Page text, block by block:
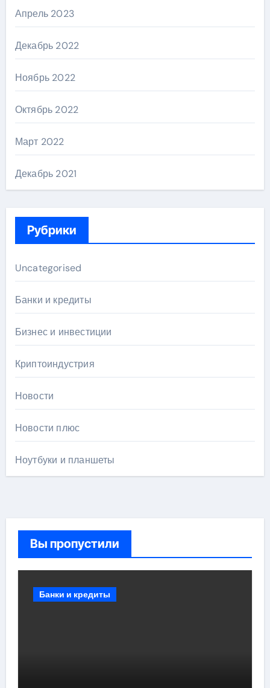
Апрель 2023
Декабрь 2022
Ноябрь 2022
Октябрь 2022
Март 2022
Декабрь 2021
Рубрики
Uncategorised
Банки и кредиты
Бизнес и инвестиции
Криптоиндустрия
Новости
Новости плюс
Ноутбуки и планшеты
Вы пропустили
Банки и кредиты